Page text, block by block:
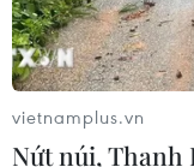
vietnamplus.vn
Nứt núi, Thanh